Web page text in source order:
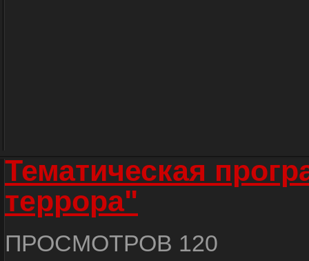
Тематическая
террора"
ПРОСМОТРОВ 120